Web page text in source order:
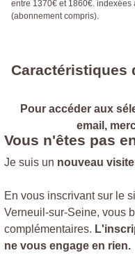
entre 1370€ et 1860€.
(abonnement compris).
Caractéristiques
Pour accéder aux
email,
Vous n'êtes pas
Je suis un nouveau
En vous inscrivant sur le
Verneuil-sur-Seine, vous
complémentaires.
ne vous engage en rien.